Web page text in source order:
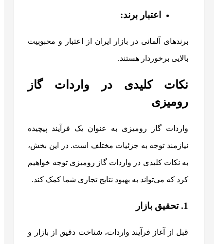
اعتبار برند:
برندهای آلمانی در بازار ایران از اعتبار و محبوبیت
بالایی برخوردار هستند.
نکات کلیدی در واردات گاز
رومیزی
واردات گاز رومیزی به عنوان یک فرآیند پیچیده
نیازمند توجه به جزئیات مختلف است. در این بخش،
به نکات کلیدی در واردات گاز رومیزی توجه خواهیم
کرد که می‌تواند به بهبود نتایج تجاری شما کمک کند.
1. تحقیق بازار
قبل از آغاز فرآیند واردات، شناخت دقیق از بازار و